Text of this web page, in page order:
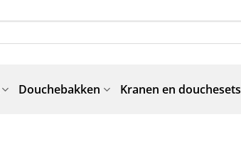
Douchebakken Kranen en douchesets